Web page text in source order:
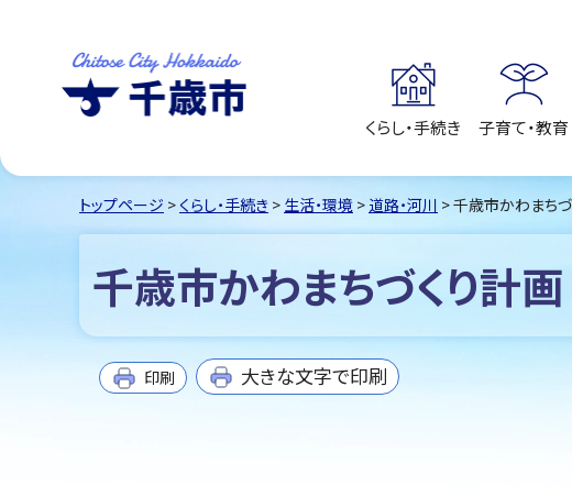
くらし・手続き 子育て・教育
トップページ > くらし・手続き > 生活・環境 > 道路・河川 > 千歳市かわまち
千歳市かわまちづくり計画
印刷 大きな文字で印刷